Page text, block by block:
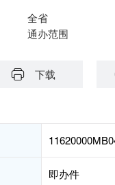
全省
通办范围
下载
即办件